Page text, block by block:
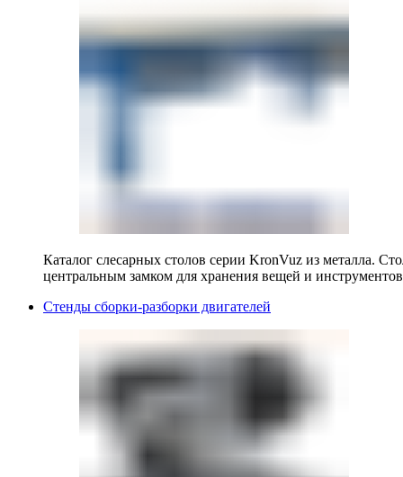
Каталог слесарных столов серии KronVuz из металла.
центральным замком для хранения вещей и
Стенды сборки-разборки двигателей